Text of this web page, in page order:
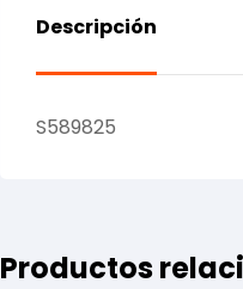
Descripción
S589825
Productos